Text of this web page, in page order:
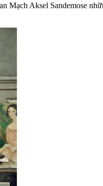
Mạch Aksel Sandemose